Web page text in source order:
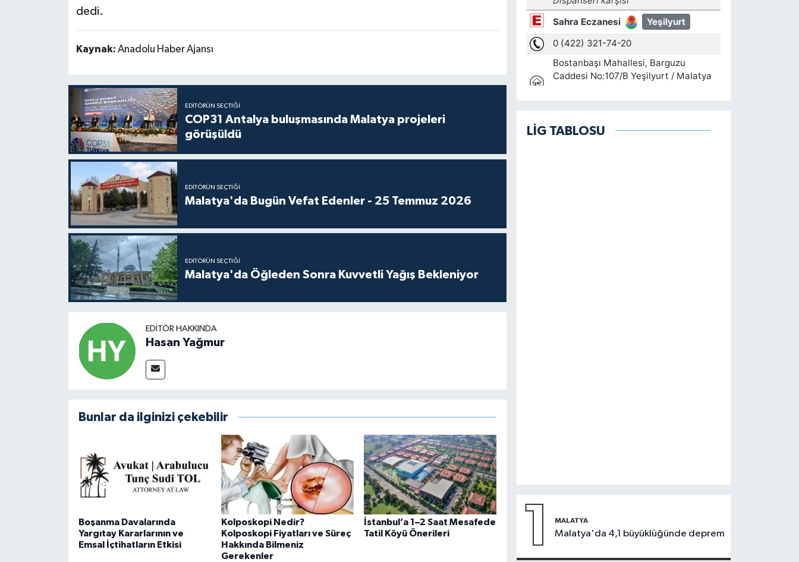
dedi.
Kaynak: Anadolu Haber Ajansı
EDITÖRÜN SEÇTIĞI
COP31 Antalya buluşmasında Malatya projeleri
görüşüldü
EDITÖRÜN SEÇTIĞI
Malatya'da Bugün Vefat Edenler - 25 Temmuz 2026
EDITÖRÜN SEÇTIĞI
Malatya'da Öğleden Sonra Kuvvetli Yağış Bekleniyor
EDITÖR HAKKINDA
Hasan Yağmur
Bunlar da ilginizi çekebilir
Boşanma Davalarında
Yargıtay Kararlarının ve
Emsal İçtihatların Etkisi
Kolposkopi Nedir?
Kolposkopi Fiyatları ve Süreç
Hakkında Bilmeniz
Gerekenler
İstanbul’a 1–2 Saat Mesafede
Tatil Köyü Önerileri
LİG TABLOSU
1 MALATYA
Malatya'da 4,1 büyüklüğünde deprem